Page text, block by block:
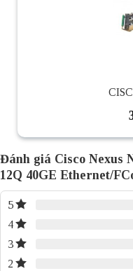
Đánh giá Cisco Nexus
12Q 40GE Ethernet/
5
4
3
2